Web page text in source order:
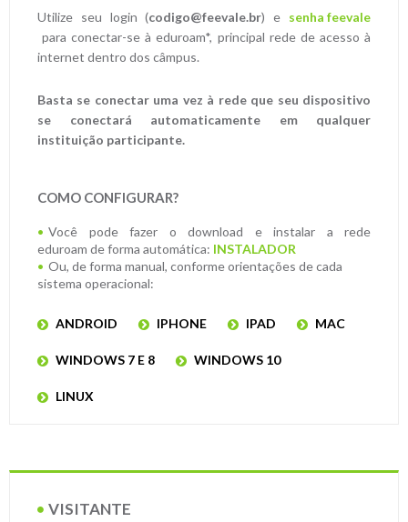
Utilize seu login (codigo@feevale.br) e senha feevale
para conectar-se à eduroam*, principal rede de acesso à
internet dentro dos câmpus.
Basta se conectar uma vez à rede que seu dispositivo
se conectará automaticamente em qualquer
instituição participante.
COMO CONFIGURAR?
Você pode fazer o download e instalar a rede
eduroam de forma automática: INSTALADOR
Ou, de forma manual, conforme orientações de cada
sistema operacional:
ANDROID IPHONE IPAD MAC
WINDOWS 7 E 8 WINDOWS 10
LINUX
VISITANTE